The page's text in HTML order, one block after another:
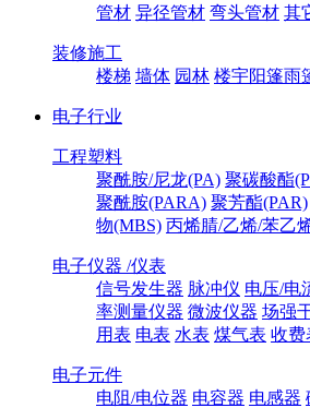
管材 异径管材 弯头管材 其
装修施工
楼梯 墙体 园林 楼宇阳篷雨
电子行业
工程塑料
聚酰胺/尼龙(PA) 聚碳酸酯
聚酰胺(PARA) 聚芳酯(PAR)
物(MBS) 丙烯腈/乙烯/苯乙
电子仪器 /仪表
信号发生器 脉冲仪 电压/电
率测量仪器 微波仪器 场强
用表 电表 水表 煤气表 收费
电子元件
电阻/电位器 电容器 电感器